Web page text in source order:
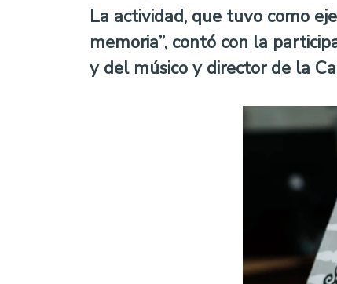
La actividad, que tuvo como
memoria”, contó con la
y del músico y director de la